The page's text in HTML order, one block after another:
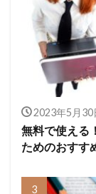
2023年5月30
無料で使える
ためのおすす